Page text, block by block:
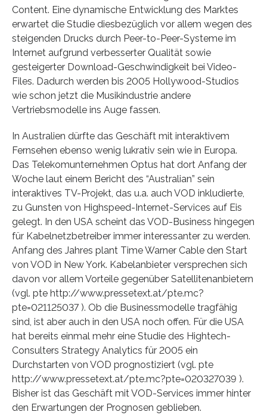
Content. Eine dynamische Entwicklung des Marktes
erwartet die Studie diesbezüglich vor allem wegen des
steigenden Drucks durch Peer-to-Peer-Systeme im
Internet aufgrund verbesserter Qualität sowie
gesteigerter Download-Geschwindigkeit bei Video-
Files. Dadurch werden bis 2005 Hollywood-Studios
wie schon jetzt die Musikindustrie andere
Vertriebsmodelle ins Auge fassen.
In Australien dürfte das Geschäft mit interaktivem
Fernsehen ebenso wenig lukrativ sein wie in Europa.
Das Telekomunternehmen Optus hat dort Anfang der
Woche laut einem Bericht des “Australian” sein
interaktives TV-Projekt, das u.a. auch VOD inkludierte,
zu Gunsten von Highspeed-Internet-Services auf Eis
gelegt. In den USA scheint das VOD-Business hingegen
für Kabelnetzbetreiber immer interessanter zu werden.
Anfang des Jahres plant Time Warner Cable den Start
von VOD in New York. Kabelanbieter versprechen sich
davon vor allem Vorteile gegenüber Satellitenanbietern
(vgl. pte http://www.pressetext.at/pte.mc?
pte=021125037 ). Ob die Businessmodelle tragfähig
sind, ist aber auch in den USA noch offen. Für die USA
hat bereits einmal mehr eine Studie des Hightech-
Consulters Strategy Analytics für 2005 ein
Durchstarten von VOD prognostiziert (vgl. pte
http://www.pressetext.at/pte.mc?pte=020327039 ).
Bisher ist das Geschäft mit VOD-Services immer hinter
den Erwartungen der Prognosen geblieben.